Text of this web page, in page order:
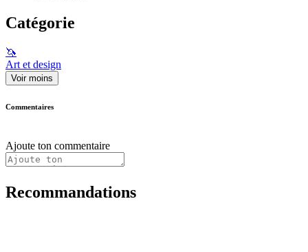
Catégorie
🦄
Art et design
Voir moins
Commentaires
Ajoute ton commentaire
Recommandations